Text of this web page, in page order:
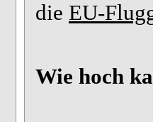
die EU-
Wie hoch